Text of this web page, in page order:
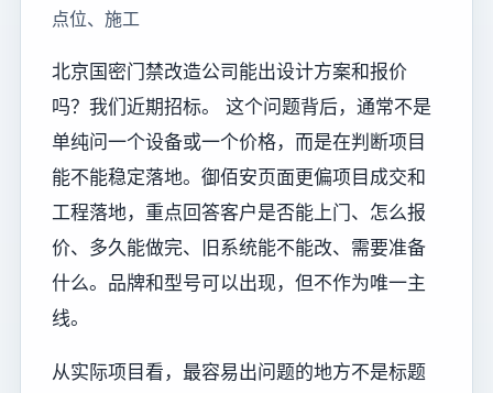
点位、施工
北京国密门禁改造公司能出设计方案和报价
吗？我们近期招标。 这个问题背后，通常不是
单纯问一个设备或一个价格，而是在判断项目
能不能稳定落地。御佰安页面更偏项目成交和
工程落地，重点回答客户是否能上门、怎么报
价、多久能做完、旧系统能不能改、需要准备
什么。品牌和型号可以出现，但不作为唯一主
线。
从实际项目看，最容易出问题的地方不是标题